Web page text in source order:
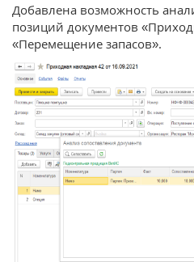
Добавлена возможность
позиций документов
«Перемещение запасов».